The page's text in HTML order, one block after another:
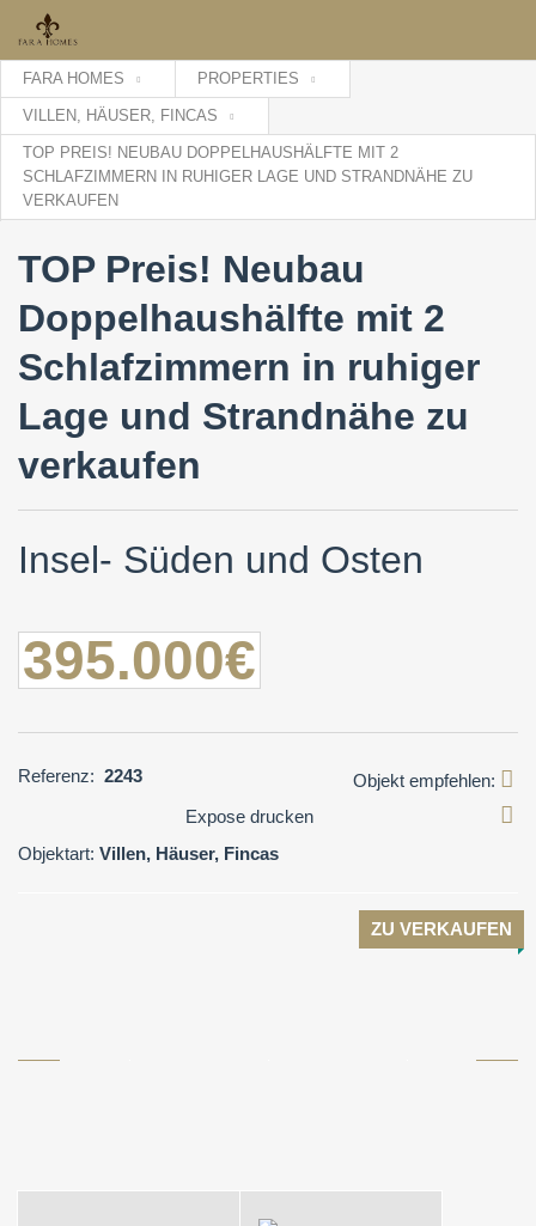
FARA HOMES PROPERTIES
VILLEN, HÄUSER, FINCAS
TOP PREIS! NEUBAU DOPPELHAUSHÄLFTE MIT 2
SCHLAFZIMMERN IN RUHIGER LAGE UND STRANDNÄHE ZU
VERKAUFEN
TOP Preis! Neubau
Doppelhaushälfte mit 2
Schlafzimmern in ruhiger
Lage und Strandnähe zu
verkaufen
Insel- Süden und Osten
395.000€
Referenz: 2243
Expose drucken
Objekt empfehlen:
Objektart: Villen, Häuser, Fincas
ZU VERKAUFEN